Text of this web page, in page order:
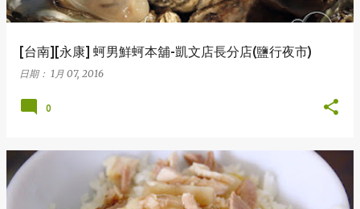
[台南][永康] 蚵男鮮蚵本舖-凱文店長分店(鹽行夜市)
日期： 1月 07, 2016
0